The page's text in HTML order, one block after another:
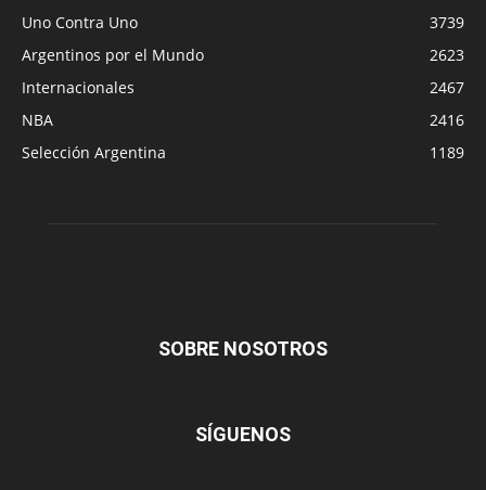
Uno Contra Uno
3739
Argentinos por el Mundo
2623
Internacionales
2467
NBA
2416
Selección Argentina
1189
SOBRE NOSOTROS
SÍGUENOS